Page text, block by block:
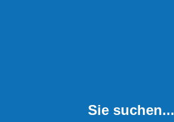
Sie suchen...